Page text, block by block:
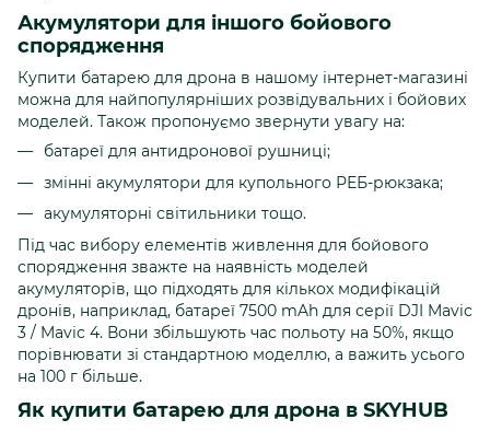
Акумулятори для іншого бойового
спорядження
Купити батарею для дрона в нашому інтернет-магазині
можна для найпопулярніших розвідувальних і бойових
моделей. Також пропонуємо звернути увагу на:
батареї для антидронової рушниці;
змінні акумулятори для купольного РЕБ-рюкзака;
акумуляторні світильники тощо.
Під час вибору елементів живлення для бойового
спорядження зважте на наявність моделей
акумуляторів, що підходять для кількох модифікацій
дронів, наприклад, батареї 7500 mAh для серії DJI Mavic
3 / Mavic 4. Вони збільшують час польоту на 50%, якщо
порівнювати зі стандартною моделлю, а важить усього
на 100 г більше.
Як купити батарею для дрона в SKYHUB